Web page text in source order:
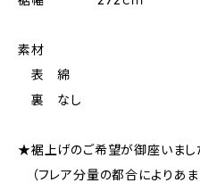
素材
表 綿
裏 なし
★裾上げのご希望が御座いまし
（フレア分量の都合によりあま